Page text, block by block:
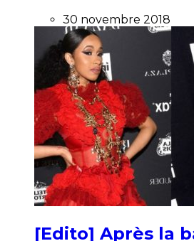
30 novembre 2018
[Edito] Après la